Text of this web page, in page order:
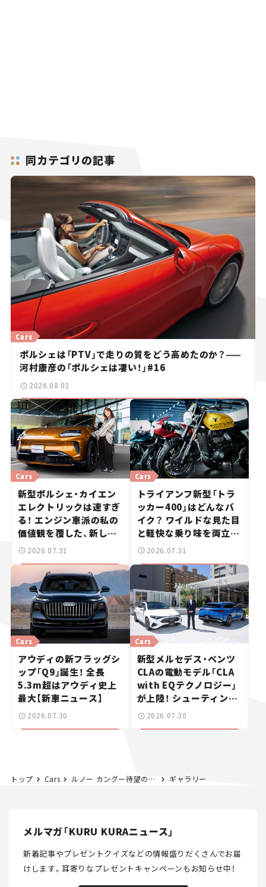
同カテゴリの記事
ポルシェは「PTV」で走りの質をどう高めたのか？——
河村康彦の「ポルシェは凄い！」#16
Cars
2026.08.02
新型ポルシェ・カイエン
エレクトリックは速すぎ
る！ エンジン車派の私の
価値観を覆した、新しい
ポルシェの走り。
Cars
2026.07.31
トライアンフ新型「トラ
ッカー400」はどんなバ
イク？ ワイルドな見た目
と軽快な乗り味を両立し
た400ccフラットトラッ
Cars
2026.07.31
アウディの新フラッグシ
ップ「Q9」誕生！ 全長
5.3m超はアウディ史上
最大【新車ニュース】
Cars
2026.07.30
新型メルセデス・ベンツ
CLAの電動モデル「CLA
with EQテクノロジー」
が上陸！ シューティング
ブレークも発売【新車ニ
ュース】
Cars
2026.07.30
トップ Cars ルノー カングー待望のMT車「クルール ディーゼルMT」が登場。限定140台も大人気で完売!?【新車ニュース】 ギャラリー
メルマガ「KURU KURAニュース」
新着記事やプレゼントクイズなどの情報盛りだくさんでお届
けします。耳寄りなプレゼントキャンペーンもお知らせ中！